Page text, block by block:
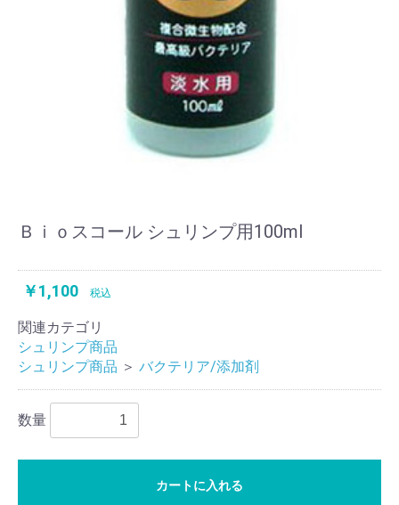
Ｂｉｏスコール シュリンプ用100ml
￥1,100 税込
関連カテゴリ
シュリンプ商品
シュリンプ商品 ＞ バクテリア/添加剤
数量
カートに入れる